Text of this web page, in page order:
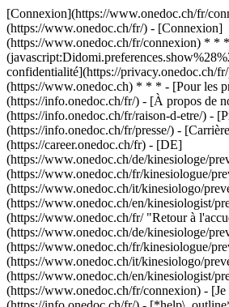
[Connexion](https://www.onedoc.ch/fr/
(https://www.onedoc.ch/fr/) - [Connexion]
(https://www.onedoc.ch/fr/connexion) * *
confidentialité](https://privacy.onedoc.ch/
(https://www.onedoc.ch) * * * - [Pour les
(https://info.onedoc.ch/fr/) - [À propos de
(https://info.onedoc.ch/fr/raison-d-etre/) -
(https://info.onedoc.ch/fr/presse/) -
(https://career.onedoc.ch/fr) - [DE]
(https://www.onedoc.ch/de/kinesiologe/
(https://www.onedoc.ch/fr/kinesiologue/
(https://www.onedoc.ch/it/kinesiologo/
(https://www.onedoc.ch/en/kinesiologist/
(https://www.onedoc.ch/fr/ "Retour à
(https://www.onedoc.ch/de/kinesiologe/
(https://www.onedoc.ch/fr/kinesiologue/
(https://www.onedoc.ch/it/kinesiologo/
(https://www.onedoc.ch/en/kinesiologist/
(https://www.onedoc.ch/fr/connexion) - [Je